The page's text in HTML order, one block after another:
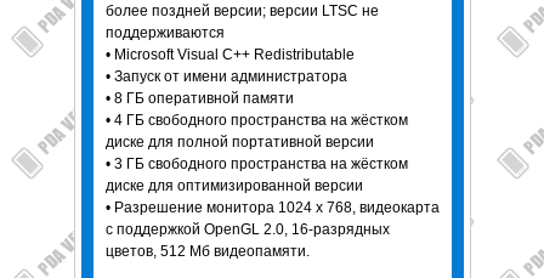
более поздней версии; версии LTSC не
поддерживаются
• Microsoft Visual C++ Redistributable
• Запуск от имени администратора
• 8 ГБ оперативной памяти
• 4 ГБ свободного пространства на жёстком
диске для полной портативной версии
• 3 ГБ свободного пространства на жёстком
диске для оптимизированной версии
• Разрешение монитора 1024 x 768, видеокарта
с поддержкой OpenGL 2.0, 16-разрядных
цветов, 512 Мб видеопамяти.